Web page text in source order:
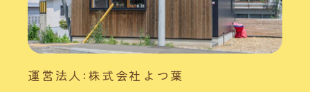
運営法人:株式会社よつ葉